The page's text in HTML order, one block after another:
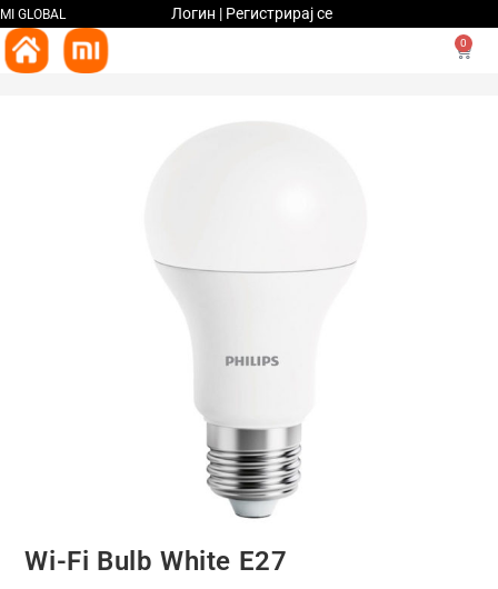
MI GLOBAL Логин | Регистрирај се
0
Wi-Fi Bulb White E27